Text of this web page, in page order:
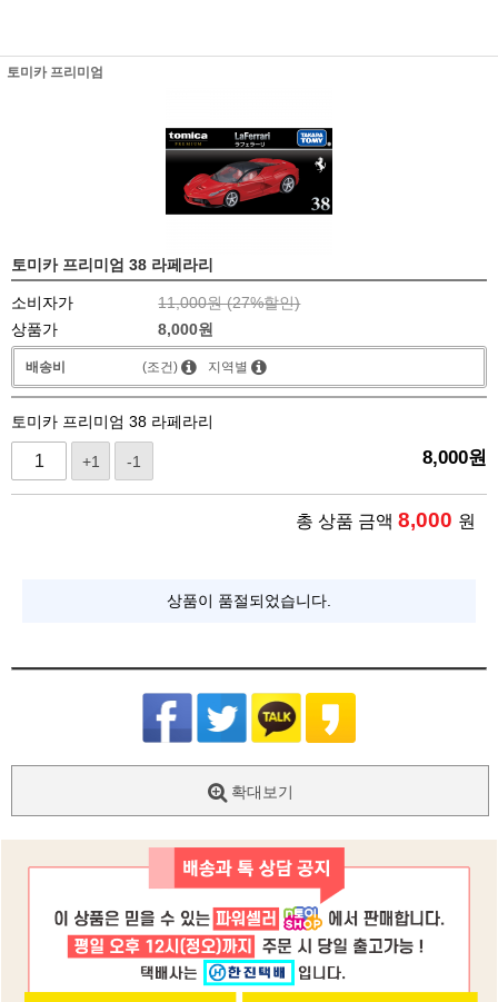
토미카 프리미엄
토미카 프리미엄 38 라페라리
소비자가 11,000원 (27%할인)
상품가
8,000원
배송비 (조건) 지역별
토미카 프리미엄 38 라페라리
+1 -1 8,000원
총 상품 금액 8,000 원
상품이 품절되었습니다.
확대보기